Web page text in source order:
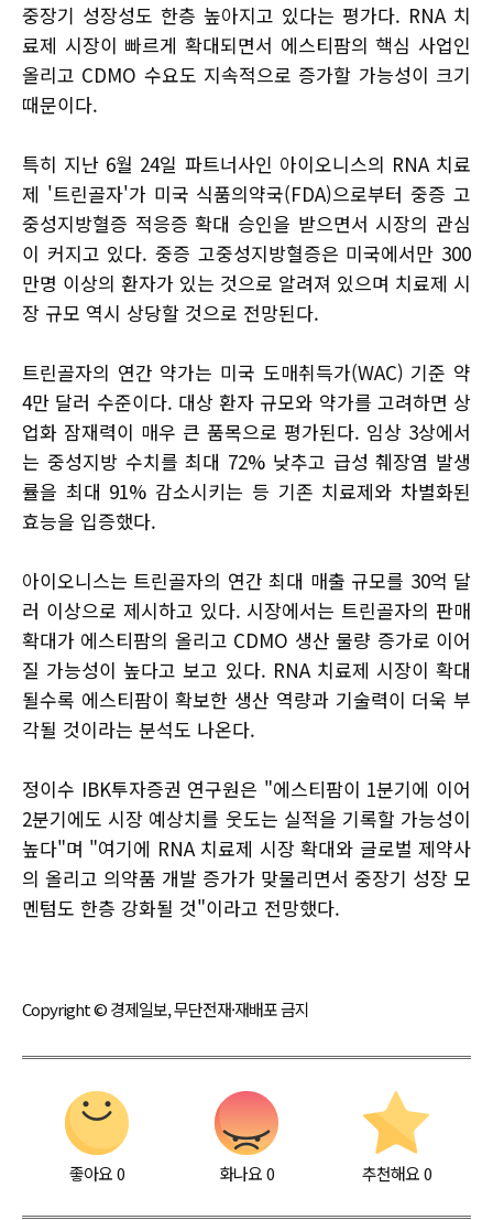
중장기 성장성도 한층 높아지고 있다는 평가다. RNA 치
료제 시장이 빠르게 확대되면서 에스티팜의 핵심 사업인
올리고 CDMO 수요도 지속적으로 증가할 가능성이 크기
때문이다.
특히 지난 6월 24일 파트너사인 아이오니스의 RNA 치료
제 '트린골자'가 미국 식품의약국(FDA)으로부터 중증 고
중성지방혈증 적응증 확대 승인을 받으면서 시장의 관심
이 커지고 있다. 중증 고중성지방혈증은 미국에서만 300
만명 이상의 환자가 있는 것으로 알려져 있으며 치료제 시
장 규모 역시 상당할 것으로 전망된다.
트린골자의 연간 약가는 미국 도매취득가(WAC) 기준 약
4만 달러 수준이다. 대상 환자 규모와 약가를 고려하면 상
업화 잠재력이 매우 큰 품목으로 평가된다. 임상 3상에서
는 중성지방 수치를 최대 72% 낮추고 급성 췌장염 발생
률을 최대 91% 감소시키는 등 기존 치료제와 차별화된
효능을 입증했다.
아이오니스는 트린골자의 연간 최대 매출 규모를 30억 달
러 이상으로 제시하고 있다. 시장에서는 트린골자의 판매
확대가 에스티팜의 올리고 CDMO 생산 물량 증가로 이어
질 가능성이 높다고 보고 있다. RNA 치료제 시장이 확대
될수록 에스티팜이 확보한 생산 역량과 기술력이 더욱 부
각될 것이라는 분석도 나온다.
정이수 IBK투자증권 연구원은 "에스티팜이 1분기에 이어
2분기에도 시장 예상치를 웃도는 실적을 기록할 가능성이
높다"며 "여기에 RNA 치료제 시장 확대와 글로벌 제약사
의 올리고 의약품 개발 증가가 맞물리면서 중장기 성장 모
멘텀도 한층 강화될 것"이라고 전망했다.
Copyright © 경제일보, 무단전재·재배포 금지
좋아요0 화나요0 추천해요 0